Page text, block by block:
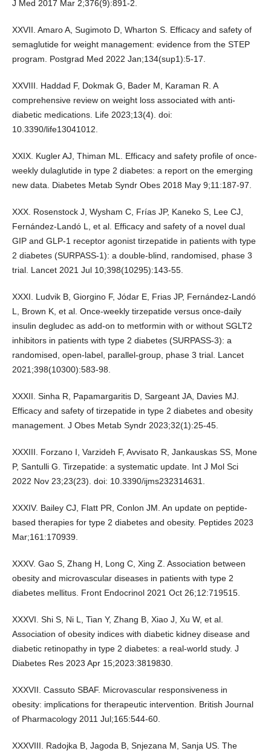
J Med 2017 Mar 2;376(9):891-2.
XXVII. Amaro A, Sugimoto D, Wharton S. Efficacy and safety of
semaglutide for weight management: evidence from the STEP
program. Postgrad Med 2022 Jan;134(sup1):5-17.
XXVIII. Haddad F, Dokmak G, Bader M, Karaman R. A
comprehensive review on weight loss associated with anti-
diabetic medications. Life 2023;13(4). doi:
10.3390/life13041012.
XXIX. Kugler AJ, Thiman ML. Efficacy and safety profile of once-
weekly dulaglutide in type 2 diabetes: a report on the emerging
new data. Diabetes Metab Syndr Obes 2018 May 9;11:187-97.
XXX. Rosenstock J, Wysham C, Frías JP, Kaneko S, Lee CJ,
Fernández-Landó L, et al. Efficacy and safety of a novel dual
GIP and GLP-1 receptor agonist tirzepatide in patients with type
2 diabetes (SURPASS-1): a double-blind, randomised, phase 3
trial. Lancet 2021 Jul 10;398(10295):143-55.
XXXI. Ludvik B, Giorgino F, Jódar E, Frias JP, Fernández-Landó
L, Brown K, et al. Once-weekly tirzepatide versus once-daily
insulin degludec as add-on to metformin with or without SGLT2
inhibitors in patients with type 2 diabetes (SURPASS-3): a
randomised, open-label, parallel-group, phase 3 trial. Lancet
2021;398(10300):583-98.
XXXII. Sinha R, Papamargaritis D, Sargeant JA, Davies MJ.
Efficacy and safety of tirzepatide in type 2 diabetes and obesity
management. J Obes Metab Syndr 2023;32(1):25-45.
XXXIII. Forzano I, Varzideh F, Avvisato R, Jankauskas SS, Mone
P, Santulli G. Tirzepatide: a systematic update. Int J Mol Sci
2022 Nov 23;23(23). doi: 10.3390/ijms232314631.
XXXIV. Bailey CJ, Flatt PR, Conlon JM. An update on peptide-
based therapies for type 2 diabetes and obesity. Peptides 2023
Mar;161:170939.
XXXV. Gao S, Zhang H, Long C, Xing Z. Association between
obesity and microvascular diseases in patients with type 2
diabetes mellitus. Front Endocrinol 2021 Oct 26;12:719515.
XXXVI. Shi S, Ni L, Tian Y, Zhang B, Xiao J, Xu W, et al.
Association of obesity indices with diabetic kidney disease and
diabetic retinopathy in type 2 diabetes: a real-world study. J
Diabetes Res 2023 Apr 15;2023:3819830.
XXXVII. Cassuto SBAF. Microvascular responsiveness in
obesity: implications for therapeutic intervention. British Journal
of Pharmacology 2011 Jul;165:544-60.
XXXVIII. Radojka B, Jagoda B, Snjezana M, Sanja US. The